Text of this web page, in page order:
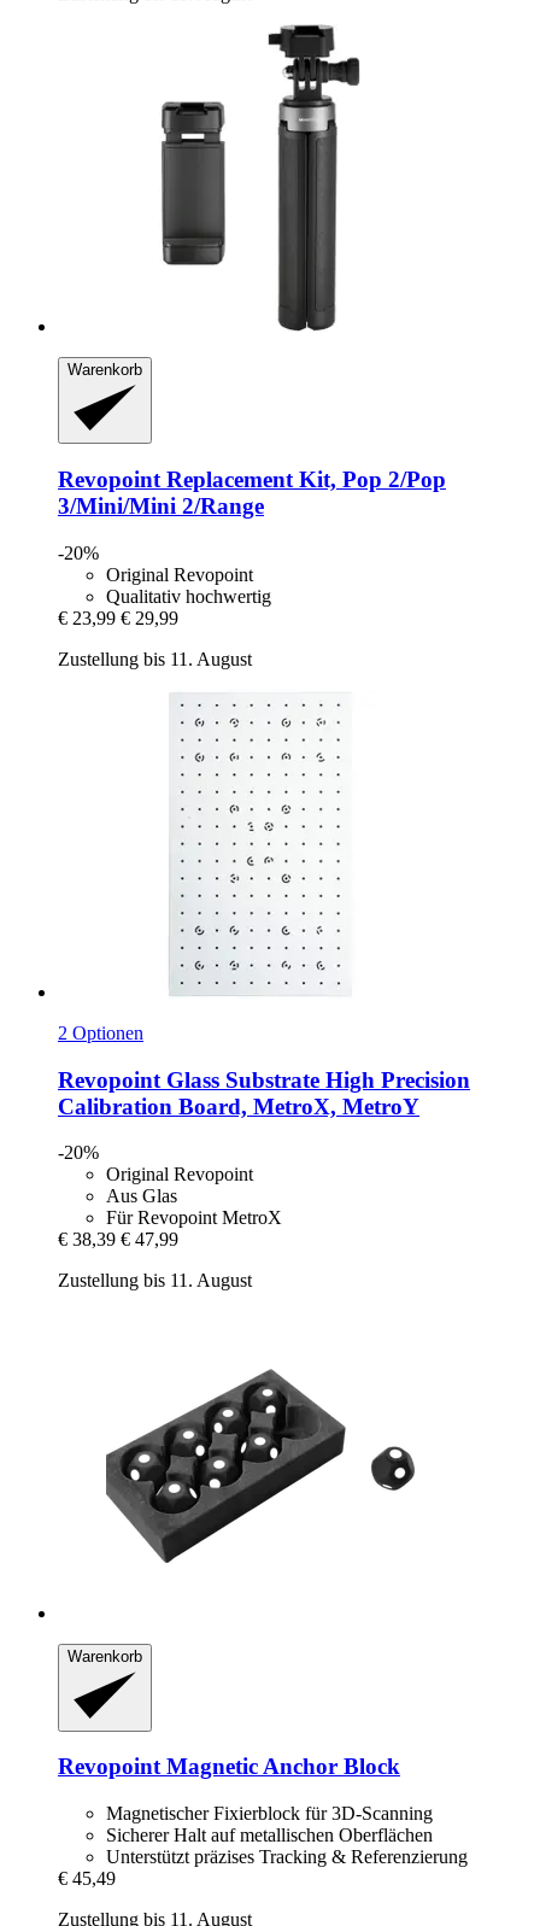
Warenkorb
Revopoint Replacement Kit, Pop 2/Pop
3/Mini/Mini 2/Range
-20%
Original Revopoint
Qualitativ hochwertig
€ 23,99 € 29,99
Zustellung bis 11. August
2 Optionen
Revopoint Glass Substrate High Precision
Calibration Board, MetroX, MetroY
-20%
Original Revopoint
Aus Glas
Für Revopoint MetroX
€ 38,39 € 47,99
Zustellung bis 11. August
Warenkorb
RevopointMagnetic Anchor Block
Magnetischer Fixierblock für 3D-Scanning
Sicherer Halt auf metallischen Oberflächen
Unterstützt präzises Tracking & Referenzierung
€ 45,49
Zustellung bis 11. August